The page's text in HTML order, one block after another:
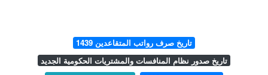
تاريخ صرف رواتب المتقاعدين 1439
تاريخ صدور نظام المنافسات والمشتريات الحكومية الجديد